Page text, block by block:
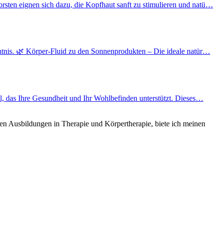
eignen sich dazu, die Kopfhaut sanft zu stimulieren und natü…
🌿 Körper-Fluid zu den Sonnenprodukten – Die ideale natür…
das Ihre Gesundheit und Ihr Wohlbefinden unterstützt. Dieses…
Ausbildungen in Therapie und Körpertherapie, biete ich meinen